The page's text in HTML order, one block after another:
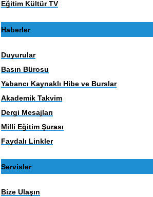
Eğitim Kültür TV
Haberler
Duyurular
Basın Bürosu
Yabancı Kaynaklı Hibe ve Burslar
Akademik Takvim
Dergi Mesajları
Milli Eğitim Şurası
Faydalı Linkler
Servisler
Bize Ulaşın